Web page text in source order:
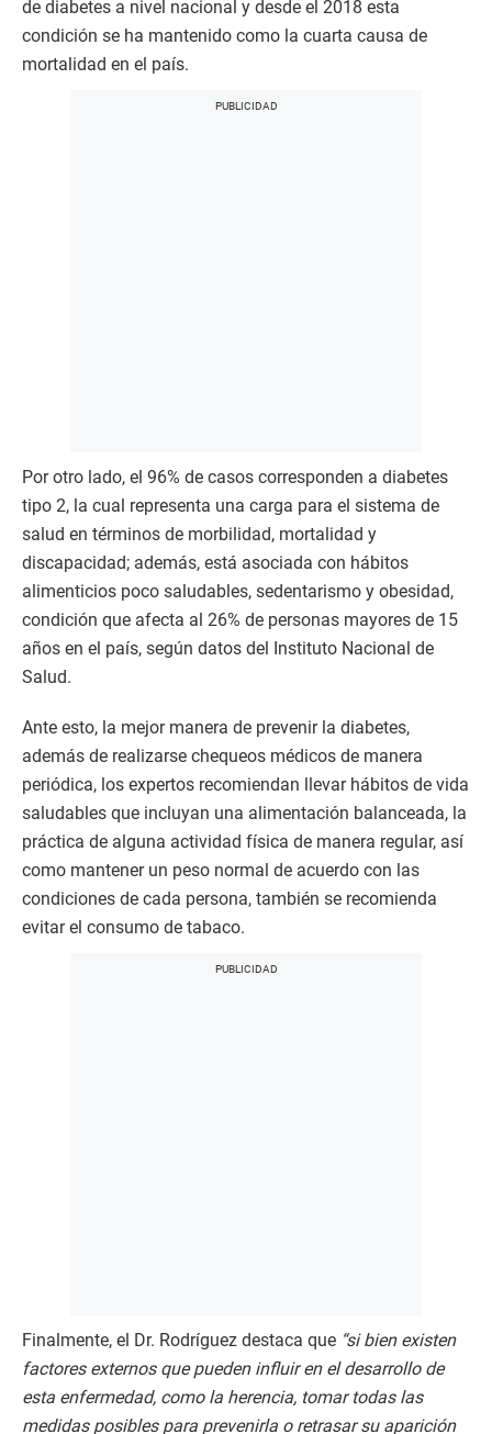
de diabetes a nivel nacional y desde el 2018 esta
condición se ha mantenido como la cuarta causa de
mortalidad en el país.
Por otro lado, el 96% de casos corresponden a diabetes
tipo 2, la cual representa una carga para el sistema de
salud en términos de morbilidad, mortalidad y
discapacidad; además, está asociada con hábitos
alimenticios poco saludables, sedentarismo y obesidad,
condición que afecta al 26% de personas mayores de 15
años en el país, según datos del Instituto Nacional de
Salud.
Ante esto, la mejor manera de prevenir la diabetes,
además de realizarse chequeos médicos de manera
periódica, los expertos recomiendan llevar hábitos de vida
saludables que incluyan una alimentación balanceada, la
práctica de alguna actividad física de manera regular, así
como mantener un peso normal de acuerdo con las
condiciones de cada persona, también se recomienda
evitar el consumo de tabaco.
Finalmente, el Dr. Rodríguez destaca que “si bien existen
factores externos que pueden influir en el desarrollo de
esta enfermedad, como la herencia, tomar todas las
medidas posibles para prevenirla o retrasar su aparición